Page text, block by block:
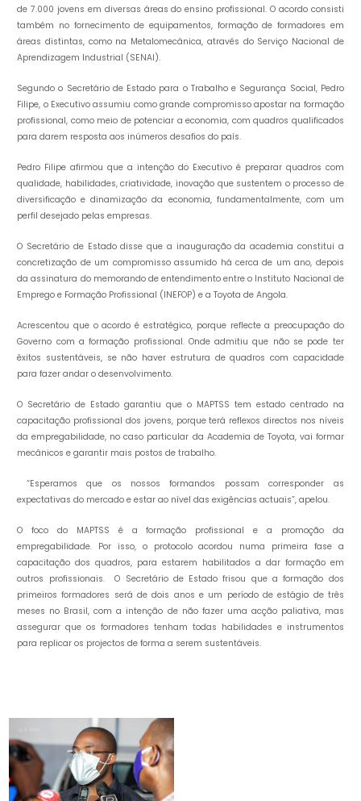
de 7.000 jovens em diversas áreas do ensino profissional. O acordo consisti
também no fornecimento de equipamentos, formação de formadores em
áreas distintas, como na Metalomecânica, através do Serviço Nacional de
Aprendizagem Industrial (SENAI).
Segundo o Secretário de Estado para o Trabalho e Segurança Social, Pedro
Filipe, o Executivo assumiu como grande compromisso apostar na formação
profissional, como meio de potenciar a economia, com quadros qualificados
para darem resposta aos inúmeros desafios do país.
Pedro Filipe afirmou que a intenção do Executivo é preparar quadros com
qualidade, habilidades, criatividade, inovação que sustentem o processo de
diversificação e dinamização da economia, fundamentalmente, com um
perfil desejado pelas empresas.
O Secretário de Estado disse que a inauguração da academia constitui a
concretização de um compromisso assumido há cerca de um ano, depois
da assinatura do memorando de entendimento entre o Instituto Nacional de
Emprego e Formação Profissional (INEFOP) e a Toyota de Angola.
Acrescentou que o acordo é estratégico, porque reflecte a preocupação do
Governo com a formação profissional. Onde admitiu que não se pode ter
êxitos sustentáveis, se não haver estrutura de quadros com capacidade
para fazer andar o desenvolvimento.
O Secretário de Estado garantiu que o MAPTSS tem estado centrado na
capacitação profissional dos jovens, porque terá reflexos directos nos níveis
da empregabilidade, no caso particular da Academia de Toyota, vai formar
mecânicos e garantir mais postos de trabalho.
“Esperamos que os nossos formandos possam corresponder as
expectativas do mercado e estar ao nível das exigências actuais”, apelou.
O foco do MAPTSS é a formação profissional e a promoção da
empregabilidade. Por isso, o protocolo acordou numa primeira fase a
capacitação dos quadros, para estarem habilitados a dar formação em
outros profissionais. O Secretário de Estado frisou que a formação dos
primeiros formadores será de dois anos e um período de estágio de três
meses no Brasil, com a intenção de não fazer uma acção paliativa, mas
assegurar que os formadores tenham todas habilidades e instrumentos
para replicar os projectos de forma a serem sustentáveis.